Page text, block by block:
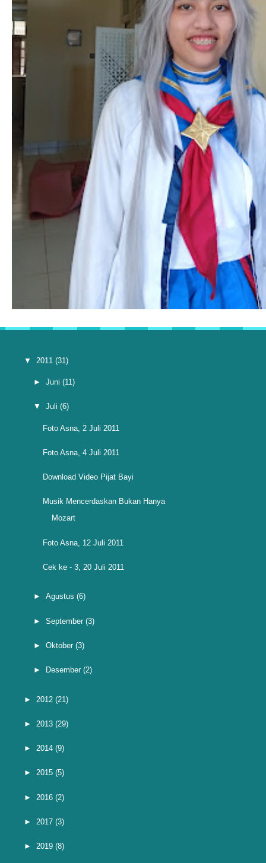
▼ 2011 (31)
► Juni (11)
▼ Juli (6)
Foto Asna, 2 Juli 2011
Foto Asna, 4 Juli 2011
Download Video Pijat Bayi
Musik Mencerdaskan Bukan Hanya
Mozart
Foto Asna, 12 Juli 2011
Cek ke - 3, 20 Juli 2011
► Agustus (6)
► September (3)
► Oktober (3)
► Desember (2)
► 2012 (21)
► 2013 (29)
► 2014 (9)
► 2015 (5)
► 2016 (2)
► 2017 (3)
► 2019 (8)